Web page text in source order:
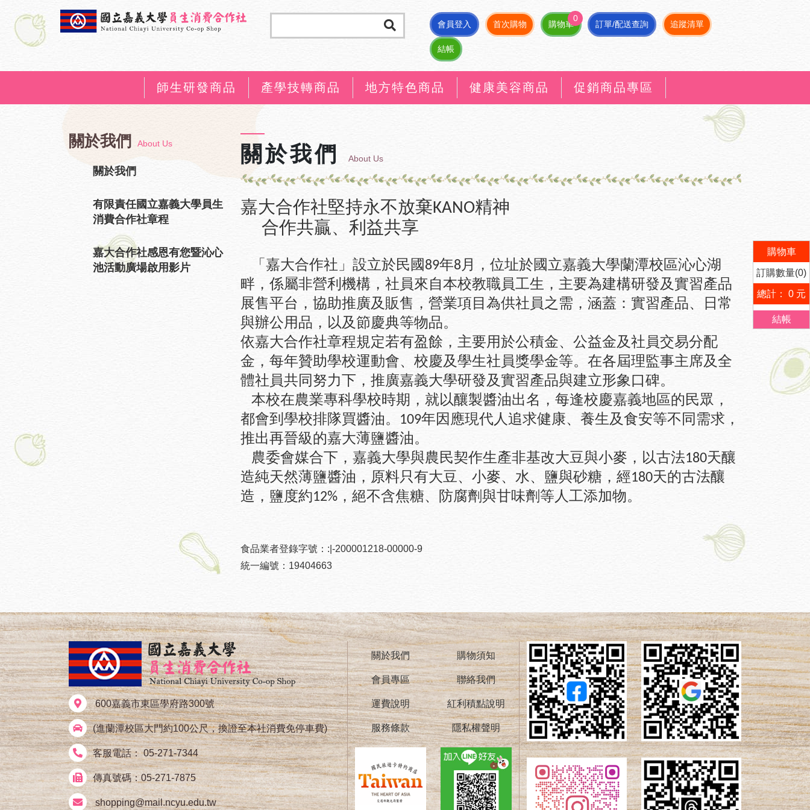
會員登入 首次購物 購物車
0
訂單/配送查詢 追蹤清單
結帳
師生研發商品 產學技轉商品 地方特色商品 健康美容商品 促銷商品專區
購物車
訂購數量(0)
總計： 0 元
結帳
關於我們 About Us
關於我們
有限責任國立嘉義大學員生
消費合作社章程
嘉大合作社感恩有您暨沁心
池活動廣場啟用影片
關於我們 About Us
嘉大合作社堅持永不放棄KANO精神
合作共贏、利益共享
「嘉大合作社」設立於民國 89年8 月，位址於國立嘉義大學蘭潭校區沁心湖
畔，係屬非營利機構， 社員來自本校教職員工生，主要為建構研發及實習產品
展售平台，協助推廣及販售，營業項目為供社員之需，涵蓋：實習產品、日常
與辦公用品，以及節慶典等物品。
依嘉大合作社章程規定若有盈餘，主要用於公積金、公益金及社員交易分配
金 ，每年贊助學校運動會、校慶及學生社員獎學金等。在各屆理監事主席及全
體社員共同努力下，推廣嘉義大學研發及實習產品與建立形象口碑。
本校在農業專科學校時期，就以釀製醬油出名，每逢校慶嘉義地區的民眾，
都會到學校排隊買醬油。
109年因應現代人追求健康、養生及食安等不同需求，
推出再晉級的嘉大薄鹽醬油。
農委會媒合下，嘉義大學與農民契作生產非基改大豆與小麥，以古法180天釀
造純天然薄鹽醬油，原料只有大豆、小麥、水、鹽與砂糖，經180天的古法釀
造，鹽度約12% ，絕不含焦糖、防腐劑與甘味劑等人工添加物。
食品業者登錄字號：:|-200001218-00000-9
統一編號：19404663
600嘉義市東區學府路300號
(進蘭潭校區大門約100公尺，換證至本社消費免停車費)
客服電話： 05-271-7344
傳真號碼：05-271-7875
shopping@mail.ncyu.edu.tw
關於我們 購物須知
會員專區 聯絡我們
運費說明 紅利積點說明
服務條款 隱私權聲明